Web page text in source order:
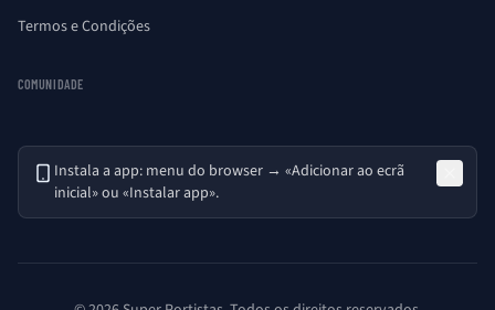
Termos e Condições
COMUNIDADE
Instala a app: menu do browser → «Adicionar ao ecrã
inicial» ou «Instalar app».